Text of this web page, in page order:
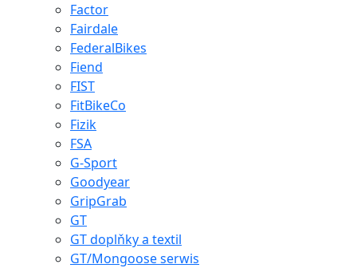
Factor
Fairdale
FederalBikes
Fiend
FIST
FitBikeCo
Fizik
FSA
G-Sport
Goodyear
GripGrab
GT
GT doplňky a textil
GT/Mongoose serwis